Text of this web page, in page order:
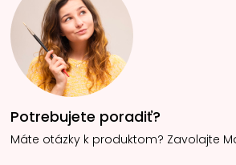
Potrebujete poradiť?
Máte otázky k produktom? Zavolajte